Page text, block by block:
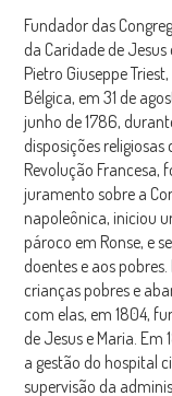
Fundador das
da Caridade de
Pietro Giuseppe
Bélgica, em 31 de
junho de 1786,
disposições
Revolução Francesa,
juramento sobre a
napoleônica, iniciou
pároco em Ronse, e
doentes e aos
crianças pobres e
com elas, em 1804,
de Jesus e Maria.
a gestão do hospital
supervisão da